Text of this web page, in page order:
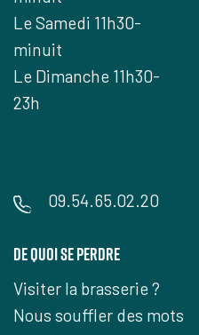
Le Samedi 11h30-
minuit
Le Dimanche 11h30-
23h
09.54.65.02.20
De quoi se perdre
Visiter la brasserie ?
Nous souffler des mots